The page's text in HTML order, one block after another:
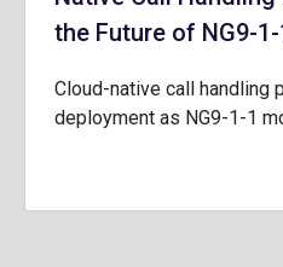
the Future of NG9-1-
Cloud-native call handling
deployment as NG9-1-1